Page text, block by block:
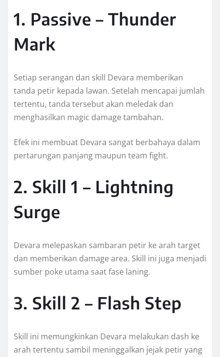
1. Passive – Thunder
Mark
Setiap serangan dan skill Devara memberikan
tanda petir kepada lawan. Setelah mencapai jumlah
tertentu, tanda tersebut akan meledak dan
menghasilkan magic damage tambahan.
Efek ini membuat Devara sangat berbahaya dalam
pertarungan panjang maupun team fight.
2. Skill 1 – Lightning
Surge
Devara melepaskan sambaran petir ke arah target
dan memberikan damage area. Skill ini juga menjadi
sumber poke utama saat fase laning.
3. Skill 2 – Flash Step
Skill ini memungkinkan Devara melakukan dash ke
arah tertentu sambil meninggalkan jejak petir yang